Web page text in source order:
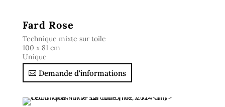
Fard Rose
Technique mixte sur toile
100 x 81 cm
Unique
Demande d'informations